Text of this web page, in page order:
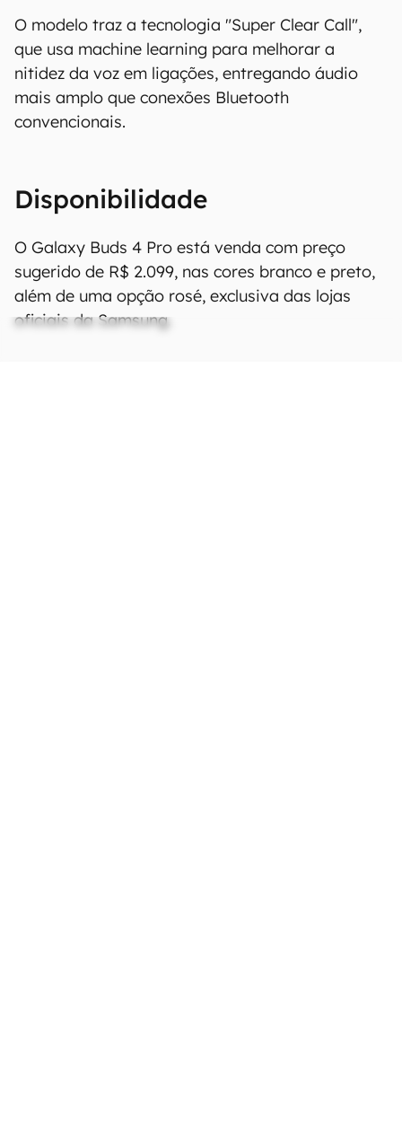
O modelo traz a tecnologia "Super Clear Call",
que usa machine learning para melhorar a
nitidez da voz em ligações, entregando áudio
mais amplo que conexões Bluetooth
convencionais.
Disponibilidade
O Galaxy Buds 4 Pro está venda com preço
sugerido de R$ 2.099, nas cores branco e preto,
além de uma opção rosé, exclusiva das lojas
oficiais da Samsung.